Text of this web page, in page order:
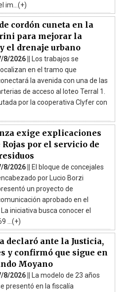
im...(+)
cordón cuneta en la
para mejorar la
el drenaje urbano
8/2026 ||
Los trabajos se
en el tramo que
la avenida con una de las
de acceso al loteo Terral 1.
por la cooperativa Clyfer con
exige explicaciones
por el servicio de
8/2026 ||
El bloque de concejales
por Lucio Borzi
un proyecto de
aprobado en el
iniciativa busca conocer el
...(+)
declaró ante la Justicia,
y confirmó que sigue en
Moyano
8/2026 ||
La modelo de 23 años
presentó en la fiscalía